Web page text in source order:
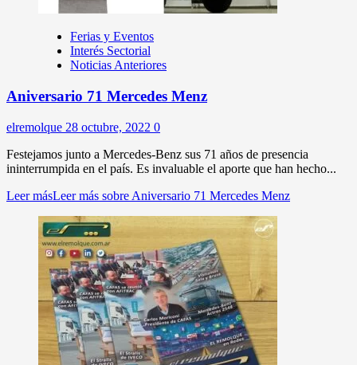
Ferias y Eventos
Interés Sectorial
Noticias Anteriores
Aniversario 71 Mercedes Menz
elremolque 28 octubre, 2022 0
Festejamos junto a Mercedes-Benz sus 71 años de presencia
ininterrumpida en el país. Es invaluable el aporte que han hecho...
Leer másLeer más sobre Aniversario 71 Mercedes Menz